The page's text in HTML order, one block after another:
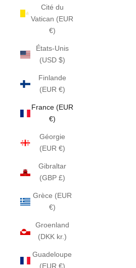
Cité du
Vatican (EUR
€)
États-Unis
(USD $)
Finlande
(EUR €)
France (EUR
€)
Géorgie
(EUR €)
Gibraltar
(GBP £)
Grèce (EUR
€)
Groenland
(DKK kr.)
Guadeloupe
(EUR €)